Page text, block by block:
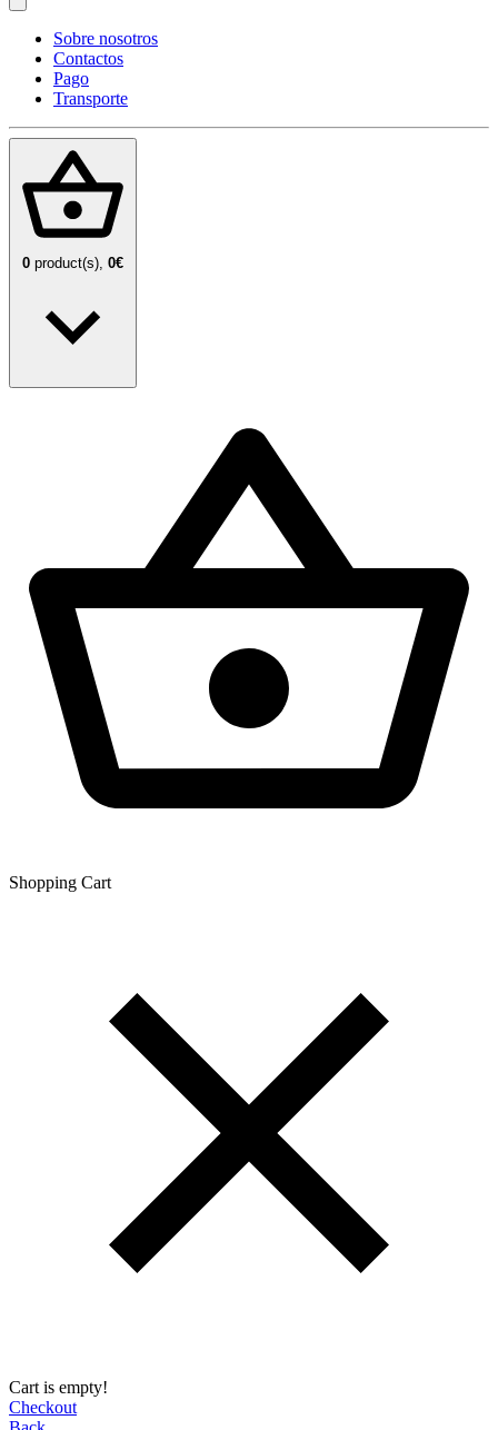
Sobre nosotros
Contactos
Pago
Transporte
0 product(s), 0€
Shopping Сart
Cart is empty!
Checkout